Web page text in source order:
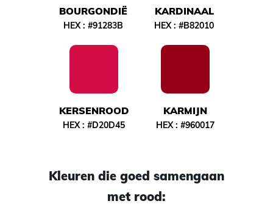
BOURGONDIË
HEX : #91283B
KARDINAAL
HEX : #B82010
KERSENROOD
HEX : #D20D45
KARMIJN
HEX : #960017
Kleuren die goed samengaan
met rood: